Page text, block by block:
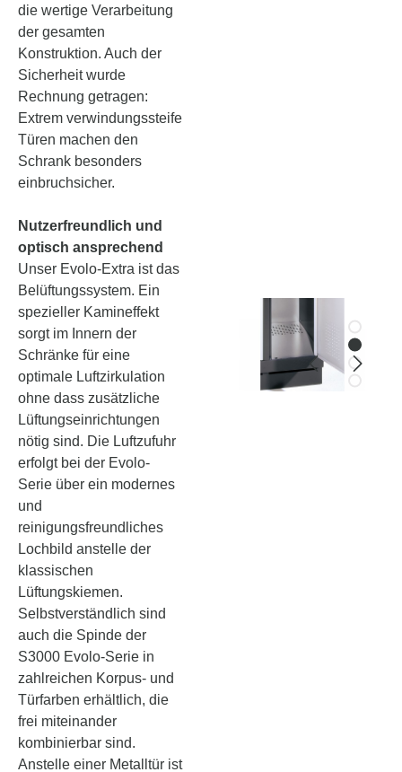
die wertige Verarbeitung
der gesamten
Konstruktion. Auch der
Sicherheit wurde
Rechnung getragen:
Extrem verwindungssteife
Türen machen den
Schrank besonders
einbruchsicher.
Nutzerfreundlich und
optisch ansprechend
Unser Evolo-Extra ist das
Belüftungssystem. Ein
spezieller Kamineffekt
sorgt im Innern der
Schränke für eine
optimale Luftzirkulation
ohne dass zusätzliche
Lüftungseinrichtungen
nötig sind. Die Luftzufuhr
erfolgt bei der Evolo-
Serie über ein modernes
und
reinigungsfreundliches
Lochbild anstelle der
klassischen
Lüftungskiemen.
Selbstverständlich sind
auch die Spinde der
S3000 Evolo-Serie in
zahlreichen Korpus- und
Türfarben erhältlich, die
frei miteinander
kombinierbar sind.
Anstelle einer Metalltür ist